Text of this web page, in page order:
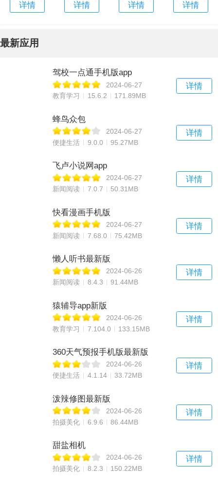
详情
详情
详情
详情
最新应用
驾校一点通手机版app
2024-06-27
教育学习
15.6.2 171.89MB
详情
蜂鸟众包
2024-06-27
便捷生活
9.0.0 95.27MB
详情
飞卢小说网app
2024-06-27
新闻阅读
7.0.7 50.31MB
详情
快看漫画手机版
2024-06-27
新闻阅读
7.68.0 75.42MB
详情
懒人听书最新版
2024-06-26
新闻阅读
8.4.3 91.44MB
详情
猿辅导app新版
2024-06-26
教育学习
7.104.0 133.15MB
详情
360天气预报手机版最新版
2024-06-26
便捷生活
4.1.14 33.72MB
详情
泼辣修图最新版
2024-06-26
拍摄美化
6.9.6 86.44MB
详情
甜盐相机
2024-06-26
拍摄美化
8.2.3 150.22MB
详情